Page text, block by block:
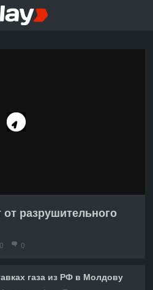
разрушительного
0 0
газа из РФ в Молдову